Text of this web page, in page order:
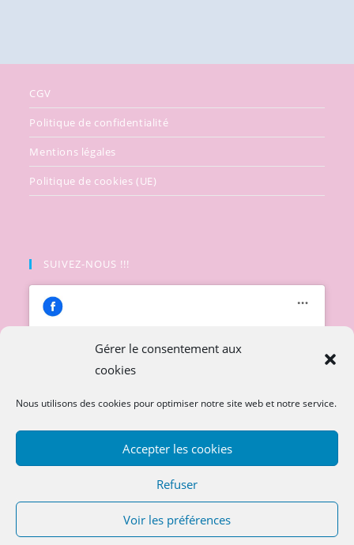
Gérer le consentement aux
cookies
Nous utilisons des cookies pour optimiser notre site web et notre service.
Accepter les cookies
Refuser
Voir les préférences
CGV
Politique de confidentialité
Mentions légales
Politique de cookies (UE)
SUIVEZ-NOUS !!!
marketing et activer ce contenu